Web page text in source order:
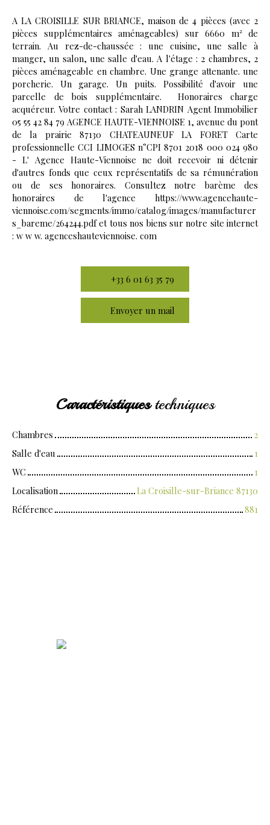
A LA CROISILLE SUR BRIANCE, maison de 4 pièces (avec 2
pièces supplémentaires aménageables) sur 6660 m² de
terrain. Au rez-de-chaussée : une cuisine, une salle à
manger, un salon, une salle d'eau. A l'étage : 2 chambres, 2
pièces aménageable en chambre. Une grange attenante. une
porcherie. Un garage. Un puits. Possibilité d'avoir une
parcelle de bois supplémentaire. Honoraires charge
acquéreur. Votre contact : Sarah LANDRIN Agent Immobilier
05 55 42 84 79 AGENCE HAUTE-VIENNOISE 1, avenue du pont
de la prairie 87130 CHATEAUNEUF LA FORET Carte
professionnelle CCI LIMOGES n°CPI 8701 2018 000 024 980
- L' Agence Haute-Viennoise ne doit recevoir ni détenir
d'autres fonds que ceux représentatifs de sa rémunération
ou de ses honoraires. Consultez notre barème des
honoraires de l'agence https://www.agencehaute-
viennoise.com/segments/immo/catalog/images/manufacturer
s_bareme/264244.pdf et tous nos biens sur notre site internet
: w w w. agenceshauteviennoise. com
+33 6 01 63 35 79
Envoyer un mail
Caractéristiquestechniques
Chambres
2
Salle d'eau
1
WC
1
Localisation
La Croisille-sur-Briance 87130
Référence
881